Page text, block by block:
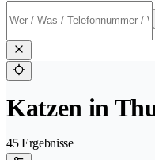
Katzen in
45 Ergebnisse